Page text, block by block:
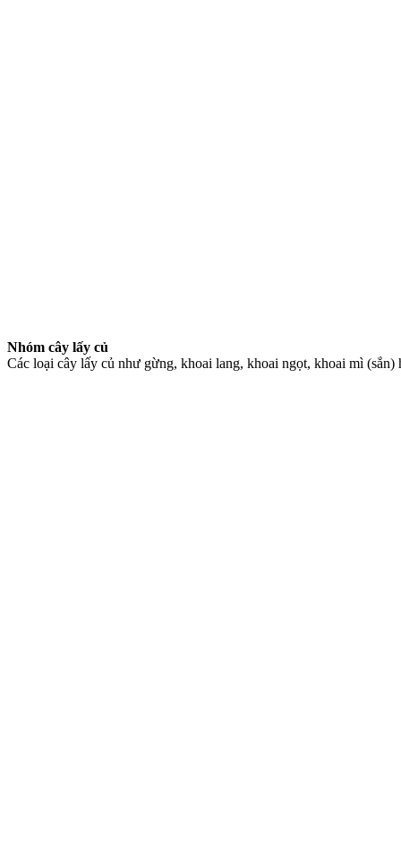
Nhóm cây lấy củ
Các loại cây lấy củ như gừng, khoai lang, khoai ngọt, khoai mì